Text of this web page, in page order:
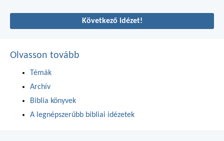
Következő idézet!
Olvasson tovább
Témák
Archív
Biblia könyvek
A legnépszerűbb bibliai idézetek